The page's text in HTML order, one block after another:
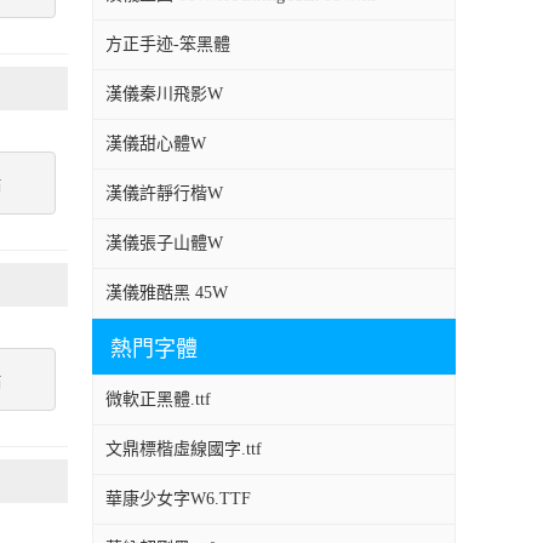
方正手迹-笨黑體
漢儀秦川飛影W
漢儀甜心體W
漢儀許靜行楷W
漢儀張子山體W
漢儀雅酷黑 45W
熱門字體
微軟正黑體.ttf
文鼎標楷虛線國字.ttf
華康少女字W6.TTF